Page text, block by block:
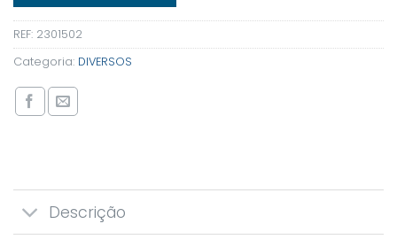
REF: 2301502
Categoria: DIVERSOS
Descrição